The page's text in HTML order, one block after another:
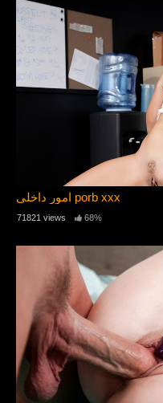
امور داخلی porb xxx
71821 views 68%